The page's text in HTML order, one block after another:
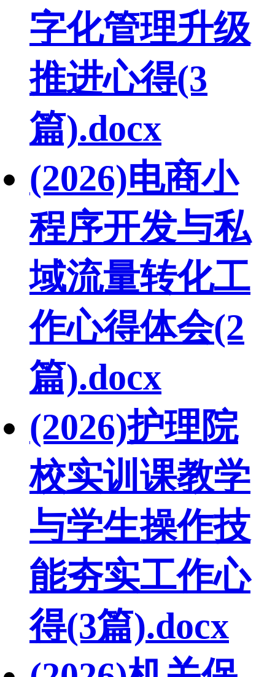
字化管理升级
推进心得(3
篇).docx
(2026)电商小
程序开发与私
域流量转化工
作心得体会(2
篇).docx
(2026)护理院
校实训课教学
与学生操作技
能夯实工作心
得(3篇).docx